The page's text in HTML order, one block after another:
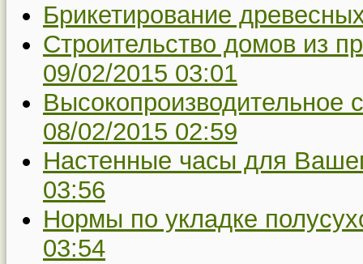
Брикетирование
Строительство домов из
09/02/2015 03:01
Высокопроизводительное
08/02/2015 02:59
Настенные часы для
03:56
Нормы по укладке
03:54